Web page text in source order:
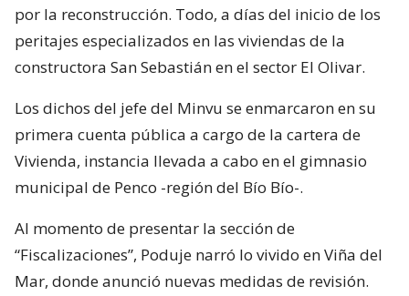
por la reconstrucción. Todo, a días del inicio de los
peritajes especializados en las viviendas de la
constructora San Sebastián en el sector El Olivar.
Los dichos del jefe del Minvu se enmarcaron en su
primera cuenta pública a cargo de la cartera de
Vivienda, instancia llevada a cabo en el gimnasio
municipal de Penco -región del Bío Bío-.
Al momento de presentar la sección de
“Fiscalizaciones”, Poduje narró lo vivido en Viña del
Mar, donde anunció nuevas medidas de revisión.